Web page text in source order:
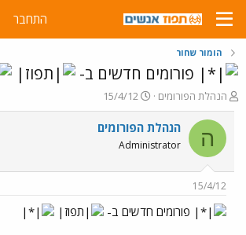
התחבר
הומור שחור
פורומים חדשים ב-
פ
ו
ת
ח
ה
ש
א
הנהלת הפורומים
פ
ו
ר
ם
ר
15/4/12
ה הנהלת הפורומים
Administrator
15/4/12
פורומים חדשים ב-